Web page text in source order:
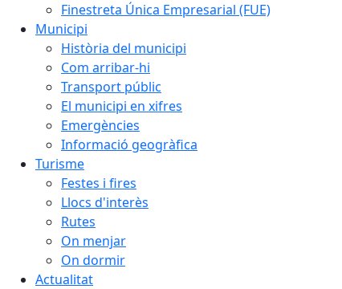
Finestreta Única Empresarial (FUE)
Municipi
Història del municipi
Com arribar-hi
Transport públic
El municipi en xifres
Emergències
Informació geogràfica
Turisme
Festes i fires
Llocs d'interès
Rutes
On menjar
On dormir
Actualitat